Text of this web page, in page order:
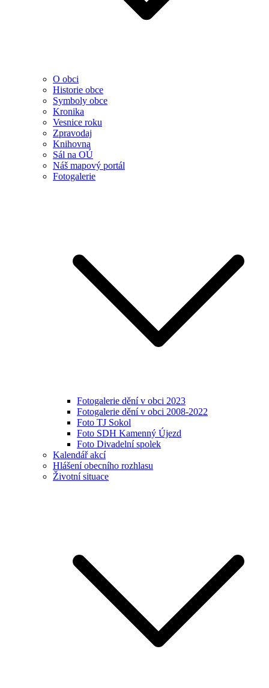
O obci
Historie obce
Symboly obce
Kronika
Vesnice roku
Zpravodaj
Knihovna
Sál na OÚ
Náš mapový portál
Fotogalerie
Fotogalerie dění v obci 2023
Fotogalerie dění v obci 2008-2022
Foto TJ Sokol
Foto SDH Kamenný Újezd
Foto Divadelní spolek
Kalendář akcí
Hlášení obecního rozhlasu
Životní situace